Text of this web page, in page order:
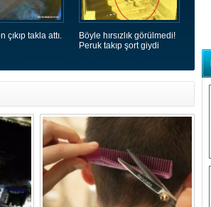
çıkıp takla attı.
Böyle hırsızlık görülmedi!
Peruk takıp şort giydi